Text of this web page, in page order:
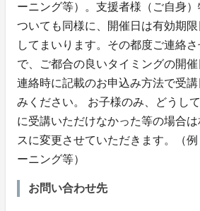
ーニング等）。支援者様（ご自身
ついても同様に、開催日は有効期
してまいります。その都度ご連絡
で、ご都合の良いタイミングの開
連絡時に記載のお申込み方法で受
みください。 お子様のみ、どうし
に受講いただけなかった等の場合
スに変更させていただきます。（
ーニング等）
お問い合わせ先